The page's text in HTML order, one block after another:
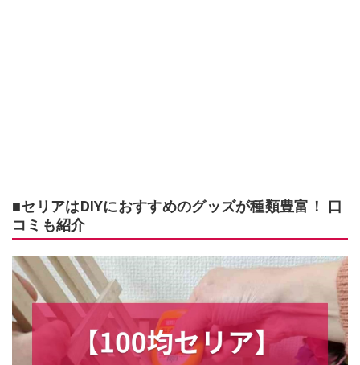
■セリアはDIYにおすすめのグッズが種類豊富！ 口
コミも紹介